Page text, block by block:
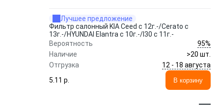
Лучшее предложение
Фильтр салонный KIA Ceed с 12г.-/Cerato с
13г.-/HYUNDAI Elantra с 10г.-/I30 с 11г.-
Вероятность
95%
Наличие
>20 шт.
Отгрузка
12 - 18 августа
5.11 p.
В корзину